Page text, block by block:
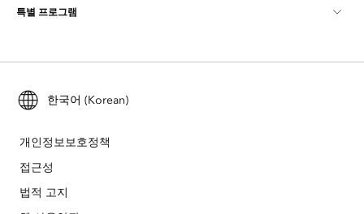
Developer Technology
ArcGIS Location Platform
사용자 리서치 및 테스트
Esri Young Professionals Network
이벤트
로케이션 인텔리전스
ArcUser
ArcNews
ArcWatch
Esri 정보
채용
파트너
특별 프로그램
재난 대응
한국어 (Korean)
개인정보보호정책
접근성
법적 고지